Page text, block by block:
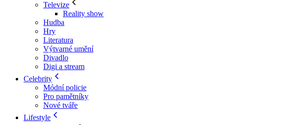
Televize
Reality show
Hudba
Hry
Literatura
Výtvarné umění
Divadlo
Digi a stream
Celebrity
Módní policie
Pro pamětníky
Nové tváře
Lifestyle